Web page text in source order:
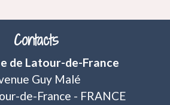
Contacts
de Latour-de-France
Guy Malé
de-France - FRANCE